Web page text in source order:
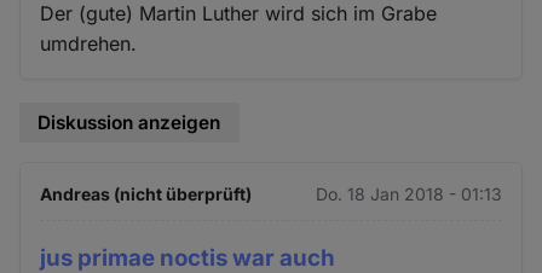
Der (gute) Martin Luther wird sich im Grabe
umdrehen.
Diskussion anzeigen
Andreas (nicht überprüft) Do. 18 Jan 2018 - 01:13
jus primae noctis war auch